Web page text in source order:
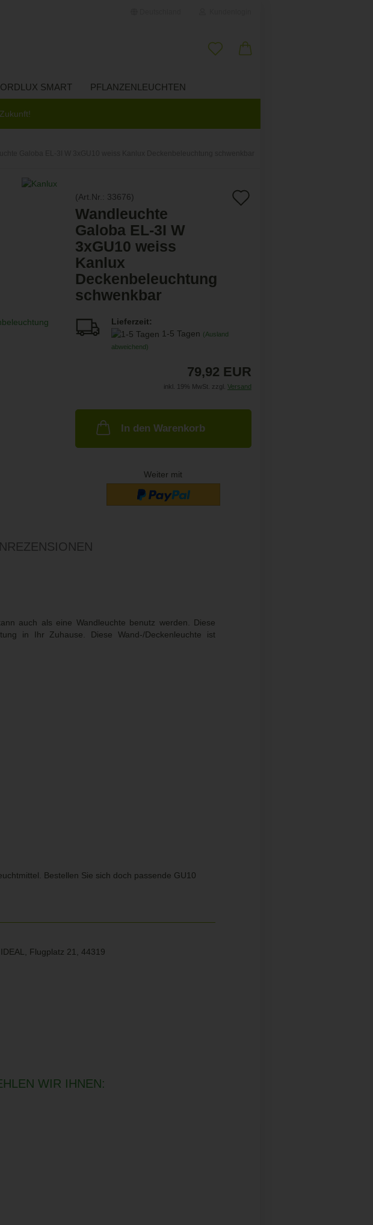
Passwort vergessen?
SMART PFLANZENLEUCHTEN
(Art.Nr.: 33676)
Wandleuchte
Galoba EL-3I W
3xGU10 weiss
Kanlux
Deckenbeleuchtung
schwenkbar
Lieferzeit:
1-5 Tagen (Ausland
abweichend)
79,92 EUR
inkl. 19% MwSt. zzgl. Versand
In den Warenkorb
Weiter mit
auch als eine Wandleuchte benutz werden. Diese
in Ihr Zuhause. Diese Wand-/Deckenleuchte ist
Bestellen Sie sich doch passende GU10
Flugplatz 21, 44319
WIR IHNEN: